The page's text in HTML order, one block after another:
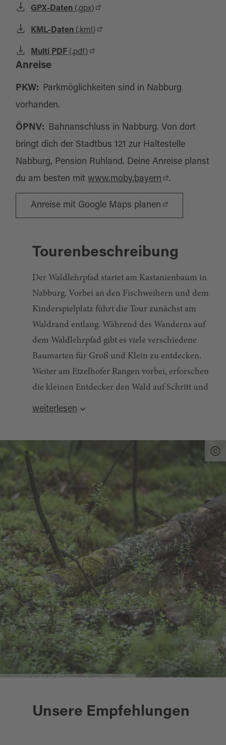
GPX-Daten (.gpx)
KML-Daten (.kml)
Multi PDF (.pdf)
Anreise
PKW: Parkmöglichkeiten sind in Nabburg
vorhanden.
ÖPNV: Bahnanschluss in Nabburg. Von dort
bringt dich der Stadtbus 121 zur Haltestelle
Nabburg, Pension Ruhland. Deine Anreise planst
du am besten mitwww.moby.bayern .
Anreise mit Google Maps planen
Tourenbeschreibung
Der Waldlehrpfad startet am Kastanienbaum in
Nabburg. Vorbei an den Fischweihern und dem
Kinderspielplatz führt die Tour zunächst am
Waldrand entlang. Während des Wanderns auf
dem Waldlehrpfad gibt es viele verschiedene
Baumarten für Groß und Klein zu entdecken.
Weiter am Etzelhofer Rangen vorbei, erforschen
die kleinen Entdecker den Wald auf Schritt und
Tritt. Am Skilift von Nabburg entlang führt der
Markt 16 | 92507 Nabburg |
tourisitik@nabburg.de |
Quelle: tourinfra.com , zuletzt geändert am 11.09.2024
weiterlesen
Unsere Empfehlungen
Nabburg